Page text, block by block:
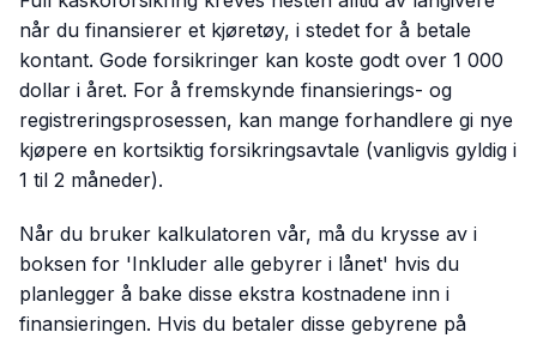
når du finansierer et kjøretøy, i stedet for å betale
kontant. Gode forsikringer kan koste godt over 1 000
dollar i året. For å fremskynde finansierings- og
registreringsprosessen, kan mange forhandlere gi nye
kjøpere en kortsiktig forsikringsavtale (vanligvis gyldig i
1 til 2 måneder).
Når du bruker kalkulatoren vår, må du krysse av i
boksen for 'Inkluder alle gebyrer i lånet' hvis du
planlegger å bake disse ekstra kostnadene inn i
finansieringen. Hvis du betaler disse gebyrene på